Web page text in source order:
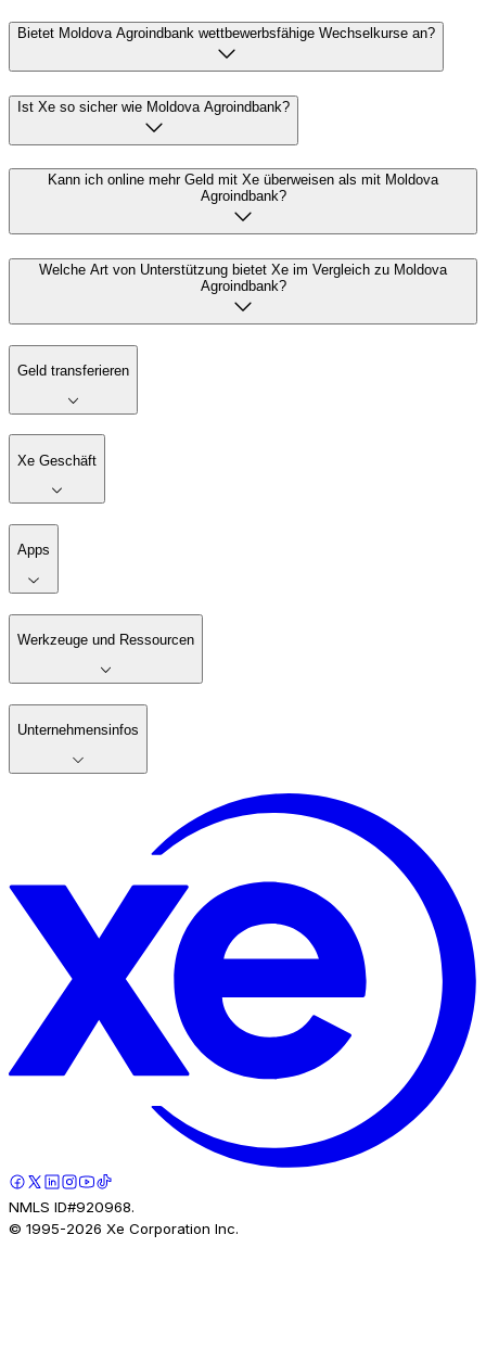
Bietet Moldova Agroindbank wettbewerbsfähige Wechselkurse an?
Ist Xe so sicher wie Moldova Agroindbank?
Kann ich online mehr Geld mit Xe überweisen als mit Moldova
Agroindbank?
Welche Art von Unterstützung bietet Xe im Vergleich zu Moldova
Agroindbank?
Geld transferieren
Xe Geschäft
Apps
Werkzeuge und Ressourcen
Unternehmensinfos
NMLS ID#920968.
© 1995-2026 Xe Corporation Inc.